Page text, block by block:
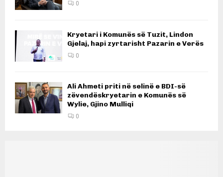
0
Kryetari i Komunës së Tuzit, Lindon
Gjelaj, hapi zyrtarisht Pazarin e Verës
0
Ali Ahmeti priti në selinë e BDI-së
zëvendëskryetarin e Komunës së
Wylie, Gjino Mulliqi
0